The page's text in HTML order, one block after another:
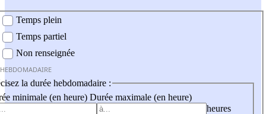
Temps plein
Temps partiel
Non renseignée
la durée hebdomadaire :
minimale (en heure) Durée maximale (en heure)
heures